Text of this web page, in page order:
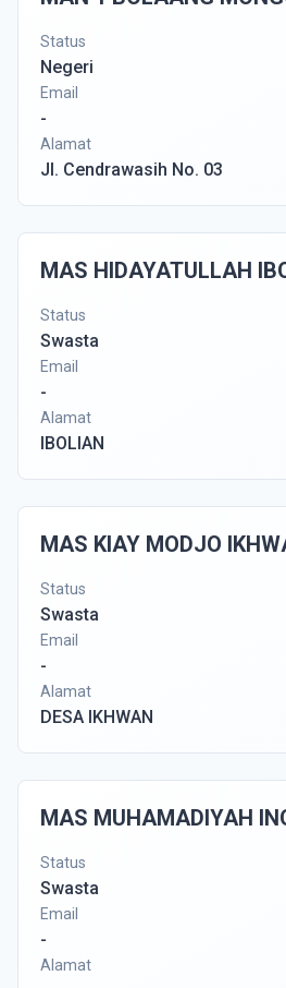
Status
Negeri
Email
-
Alamat
Jl. Cendrawasih No. 03
MAS HIDAYATULLAH
Status
Swasta
Email
-
Alamat
IBOLIAN
MAS KIAY MODJO
Status
Swasta
Email
-
Alamat
DESA IKHWAN
MAS MUHAMADIYAH
Status
Swasta
Email
-
Alamat